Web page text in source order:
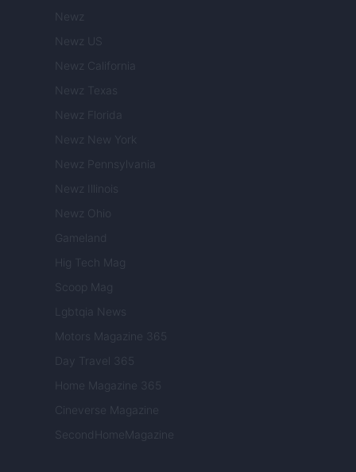
Newz
Newz US
Newz California
Newz Texas
Newz Florida
Newz New York
Newz Pennsylvania
Newz Illinois
Newz Ohio
Gameland
Hig Tech Mag
Scoop Mag
Lgbtqia News
Motors Magazine 365
Day Travel 365
Home Magazine 365
Cineverse Magazine
SecondHomeMagazine